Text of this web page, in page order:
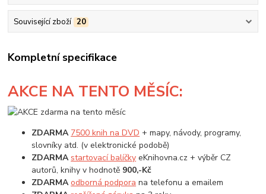
Související zboží 20
Kompletní specifikace
AKCE NA TENTO MĚSÍC:
ZDARMA 7500 knih na DVD + mapy, návody, programy,
slovníky atd. (v elektronické podobě)
ZDARMA startovací balíčky eKnihovna.cz + výběr CZ
autorů, knihy v hodnotě 900,-Kč
ZDARMA odborná podpora na telefonu a emailem